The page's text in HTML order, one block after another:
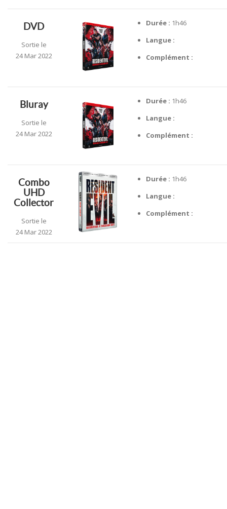
DVD
Sortie le
24 Mar 2022
Durée : 1h46
Langue :
Complément :
Bluray
Sortie le
24 Mar 2022
Durée : 1h46
Langue :
Complément :
Combo
UHD
Collector
Sortie le
24 Mar 2022
Durée : 1h46
Langue :
Complément :